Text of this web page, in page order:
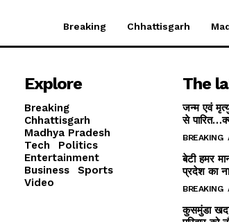
Breaking Chhattisgarh
Explore
Breaking
Chhattisgarh
Madhya Pradesh
Tech
Politics
Entertainment
Business
Sports
Video
The
जन्म एवं
से
BREAKING
बेटी हमर
प्रदेश का
BREAKING
कुसमुंडा